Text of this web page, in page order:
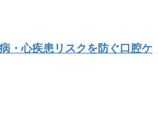
・心疾患リスクを防ぐ口腔ケ